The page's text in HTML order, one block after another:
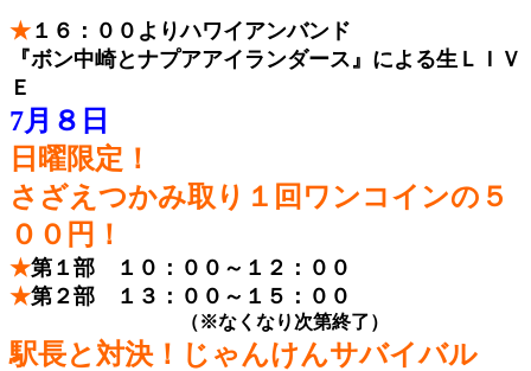
★ １６：００よりハワイアンバンド
『ボン中崎とナプアアイランダース』による生ＬＩＶ
Ｅ
7月８日
日曜限定！
さざえつかみ取り １回ワンコインの５
００円！
★第１部 １０：００～１２：００
★第２部 １３：００～１５：００
（※なくなり次第終了）
駅長と対決！じゃんけんサバイバル